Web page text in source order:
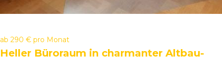
ab 290 € pro Monat
Heller Büroraum in charmanter Altbau-